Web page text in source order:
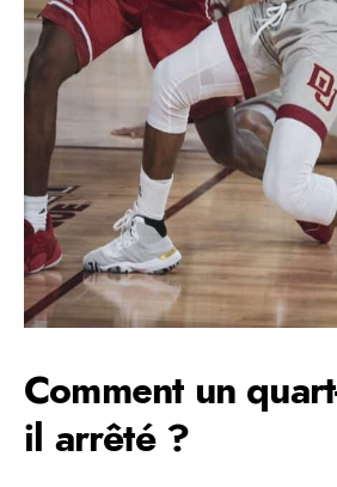
Comment un
il arrêté ?